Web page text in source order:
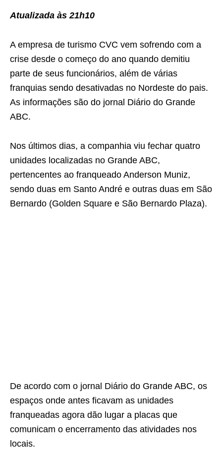
Atualizada às 21h10
A empresa de turismo CVC vem sofrendo com a
crise desde o começo do ano quando demitiu
parte de seus funcionários, além de várias
franquias sendo desativadas no Nordeste do pais.
As informações são do jornal Diário do Grande
ABC.
Nos últimos dias, a companhia viu fechar quatro
unidades localizadas no Grande ABC,
pertencentes ao franqueado Anderson Muniz,
sendo duas em Santo André e outras duas em São
Bernardo (Golden Square e São Bernardo Plaza).
De acordo com o jornal Diário do Grande ABC, os
espaços onde antes ficavam as unidades
franqueadas agora dão lugar a placas que
comunicam o encerramento das atividades nos
locais.